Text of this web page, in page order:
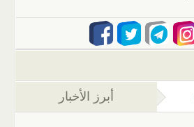
(علامة التبويب النشطة)
أبرز الأخبار